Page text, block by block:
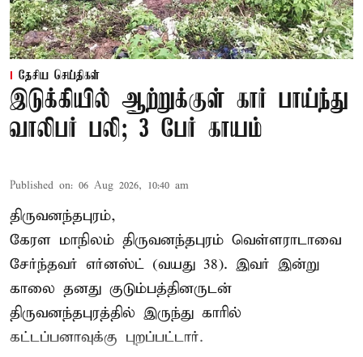
தேசிய செய்திகள்
இடுக்கியில் ஆற்றுக்குள் கார் பாய்ந்து
வாலிபர் பலி; 3 பேர் காயம்
Published on: 06 Aug 2026, 10:40 am
திருவனந்தபுரம்,
கேரள மாநிலம் திருவனந்தபுரம் வெள்ளராடாவை
சேர்ந்தவர் எர்னஸ்ட் (வயது 38). இவர் இன்று
காலை தனது குடும்பத்தினருடன்
திருவனந்தபுரத்தில் இருந்து காரில்
கட்டப்பனாவுக்கு புறப்பட்டார்.